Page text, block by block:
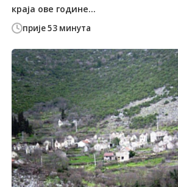
прије 53 минута
краја ове године...